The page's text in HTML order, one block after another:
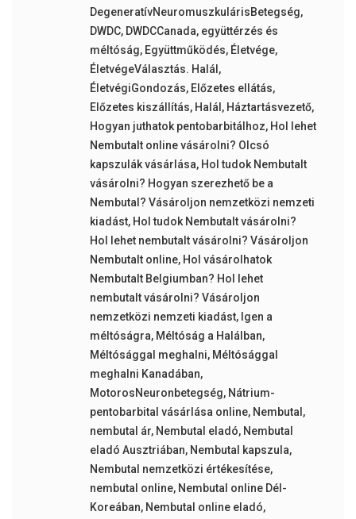
DegeneratívNeuromuszkulárisBetegség,
DWDC, DWDCCanada, együttérzés és
méltóság, Együttműködés, Életvége,
ÉletvégeVálasztás. Halál ,
ÉletvégiGondozás, Előzetes ellátás,
Előzetes kiszállítás, Halál , Háztartásvezető,
Hogyan juthatok pentobarbitálhoz, Hol lehet
Nembutalt online vásárolni? Olcsó
kapszulák vásárlása, Hol tudok Nembutalt
vásárolni? Hogyan szerezhető be a
Nembutal? Vásároljon nemzetközi nemzeti
kiadást, Hol tudok Nembutalt vásárolni?
Hol lehet nembutalt vásárolni? Vásároljon
Nembutalt online, Hol vásárolhatok
Nembutalt Belgiumban? Hol lehet
nembutalt vásárolni? Vásároljon
nemzetközi nemzeti kiadást, Igen a
méltóságra, Méltóság a Halálban,
Méltósággal meghalni, Méltósággal
meghalni Kanadában,
MotorosNeuronbetegség, Nátrium-
pentobarbital vásárlása online, Nembutal ,
nembutal ár, Nembutal eladó, Nembutal
eladó Ausztriában, Nembutal kapszula,
Nembutal nemzetközi értékesítése,
nembutal online, Nembutal online Dél-
Koreában, Nembutal online eladó,